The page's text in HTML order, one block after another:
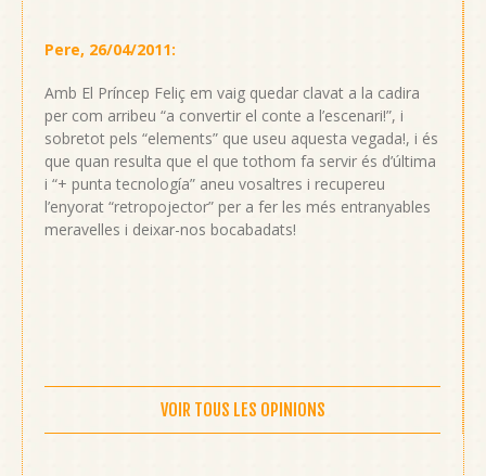
Pere, 26/04/2011:
Amb El Príncep Feliç em vaig quedar clavat a la cadira
per com arribeu “a convertir el conte a l’escenari!”, i
sobretot pels “elements” que useu aquesta vegada!, i és
que quan resulta que el que tothom fa servir és d’última
i “+ punta tecnología” aneu vosaltres i recupereu
l’enyorat “retropojector” per a fer les més entranyables
meravelles i deixar-nos bocabadats!
VOIR TOUS LES OPINIONS